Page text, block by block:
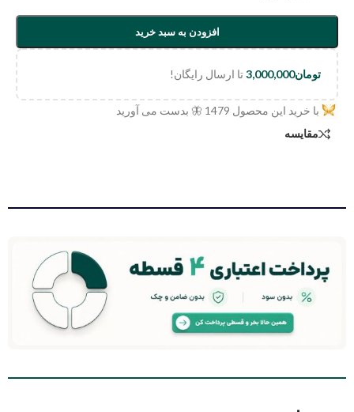
افزودن به سبد خرید
تومان3,000,000تا ارسال رایگان!
با خرید این محصول 1479 🦋 بدست می آورید
مقایسه